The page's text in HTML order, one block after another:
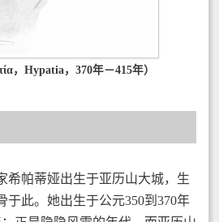
，Hypatia，370年－415年）
希帕蒂娅出生于亚历山大城，生
于此。她出生于公元350到370年